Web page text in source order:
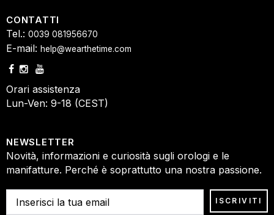
CONTATTI
Tel.: 0039 081956670
E-mail: help@wearthetime.com
Orari assistenza
Lun-Ven: 9-18 (CEST)
NEWSLETTER
Novità, informazioni e curiosità sugli orologi e le
manifatture. Perché è soprattutto una nostra passione.